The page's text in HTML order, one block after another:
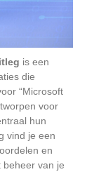
is een
die
“Microsoft
voor
hun
vind je een
en
beheer van je